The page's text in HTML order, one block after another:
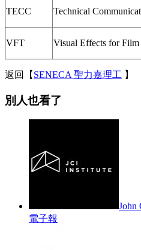
TECC Technical
VFT Visual Effects for Film
返回【 SENECA 聖力嘉理工 】
別人也看了
John
電子報